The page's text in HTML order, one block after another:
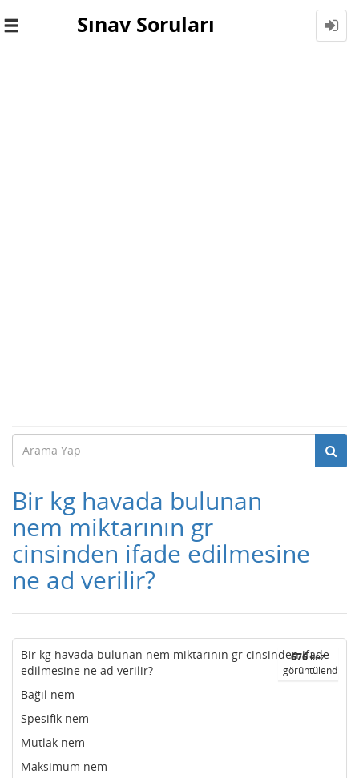
Toggle
Sınav Soruları
Bir kg havada bulunan
nem miktarının gr
cinsinden ifade edilmesine
ne ad verilir?
676kez
görüntülendi
Bir kg havada bulunan nem miktarının gr cinsinden ifade
edilmesine ne ad verilir?
Bağıl nem
Spesifik nem
Mutlak nem
Maksimum nem